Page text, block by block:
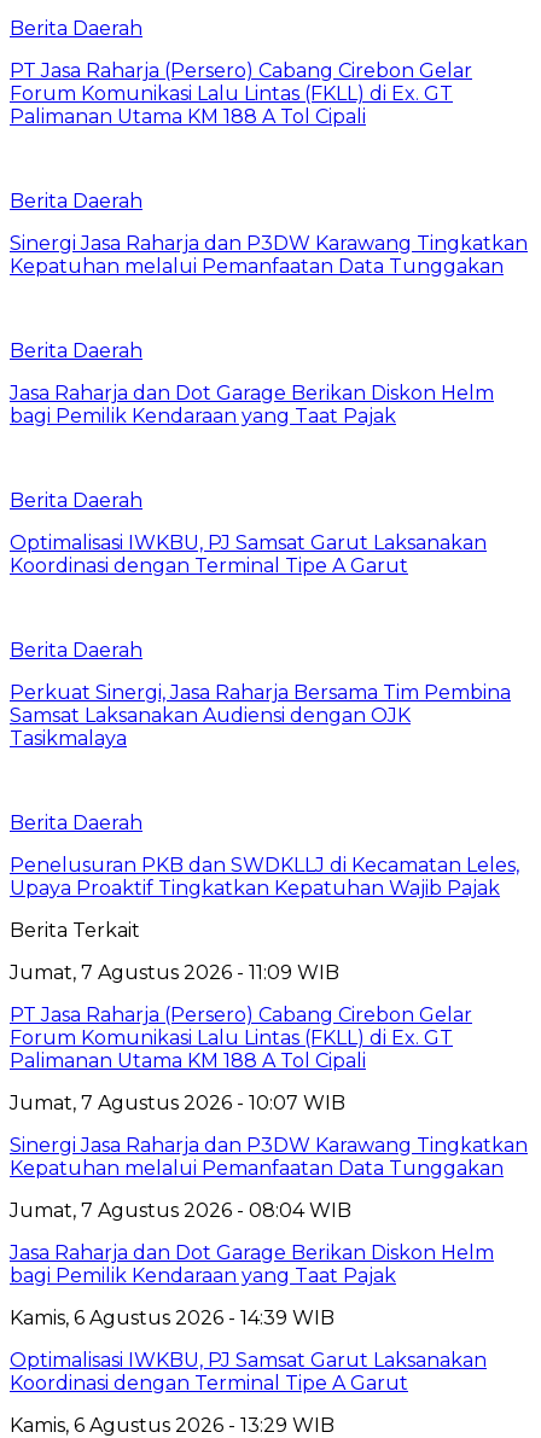
Berita Daerah
PT Jasa Raharja (Persero) Cabang Cirebon Gelar
Forum Komunikasi Lalu Lintas (FKLL) di Ex. GT
Palimanan Utama KM 188 A Tol Cipali
Berita Daerah
Sinergi Jasa Raharja dan P3DW Karawang Tingkatkan
Kepatuhan melalui Pemanfaatan Data Tunggakan
Berita Daerah
Jasa Raharja dan Dot Garage Berikan Diskon Helm
bagi Pemilik Kendaraan yang Taat Pajak
Berita Daerah
Optimalisasi IWKBU, PJ Samsat Garut Laksanakan
Koordinasi dengan Terminal Tipe A Garut
Berita Daerah
Perkuat Sinergi, Jasa Raharja Bersama Tim Pembina
Samsat Laksanakan Audiensi dengan OJK
Tasikmalaya
Berita Daerah
Penelusuran PKB dan SWDKLLJ di Kecamatan Leles,
Upaya Proaktif Tingkatkan Kepatuhan Wajib Pajak
Berita Terkait
Jumat, 7 Agustus 2026 - 11:09 WIB
PT Jasa Raharja (Persero) Cabang Cirebon Gelar
Forum Komunikasi Lalu Lintas (FKLL) di Ex. GT
Palimanan Utama KM 188 A Tol Cipali
Jumat, 7 Agustus 2026 - 10:07 WIB
Sinergi Jasa Raharja dan P3DW Karawang Tingkatkan
Kepatuhan melalui Pemanfaatan Data Tunggakan
Jumat, 7 Agustus 2026 - 08:04 WIB
Jasa Raharja dan Dot Garage Berikan Diskon Helm
bagi Pemilik Kendaraan yang Taat Pajak
Kamis, 6 Agustus 2026 - 14:39 WIB
Optimalisasi IWKBU, PJ Samsat Garut Laksanakan
Koordinasi dengan Terminal Tipe A Garut
Kamis, 6 Agustus 2026 - 13:29 WIB